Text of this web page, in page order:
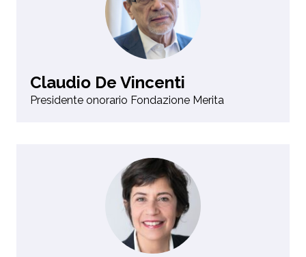
Claudio De Vincenti
Presidente onorario Fondazione Merita